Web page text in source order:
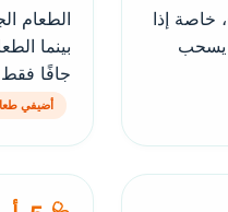
خاصة إذا
يسحب
جافًا
أضيفي